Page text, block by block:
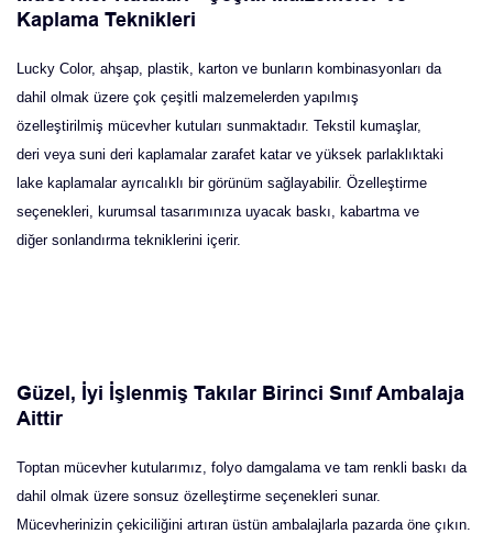
Kaplama Teknikleri
Lucky Color, ahşap, plastik, karton ve bunların kombinasyonları da
dahil olmak üzere çok çeşitli malzemelerden yapılmış
özelleştirilmiş mücevher kutuları sunmaktadır. Tekstil kumaşlar,
deri veya suni deri kaplamalar zarafet katar ve yüksek parlaklıktaki
lake kaplamalar ayrıcalıklı bir görünüm sağlayabilir. Özelleştirme
seçenekleri, kurumsal tasarımınıza uyacak baskı, kabartma ve
diğer sonlandırma tekniklerini içerir.
Güzel, İyi İşlenmiş Takılar Birinci Sınıf Ambalaja
Aittir
Toptan mücevher kutularımız, folyo damgalama ve tam renkli baskı da
dahil olmak üzere sonsuz özelleştirme seçenekleri sunar.
Mücevherinizin çekiciliğini artıran üstün ambalajlarla pazarda öne çıkın.